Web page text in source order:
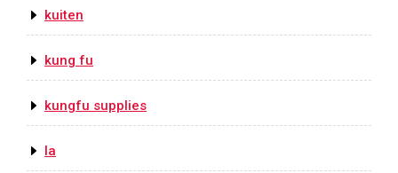
kuiten
kung fu
kungfu supplies
la